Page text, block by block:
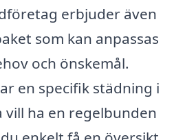
erbjuder även
som kan anpassas
och önskemål.
en specifik städning i
vill ha en regelbunden